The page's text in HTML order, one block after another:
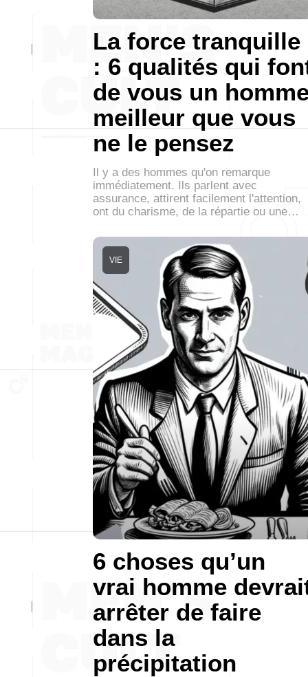
La force tranquille
: 6 qualités qui
de vous un
meilleur que vous
ne le pensez
Il y a des hommes qu'on remarque
immédiatement. Ils parlent avec
assurance, attirent facilement l'attention,
ont du charisme, de la répartie ou une…
6 choses qu’un
vrai homme
arrêter de faire
dans la
précipitation
VIE